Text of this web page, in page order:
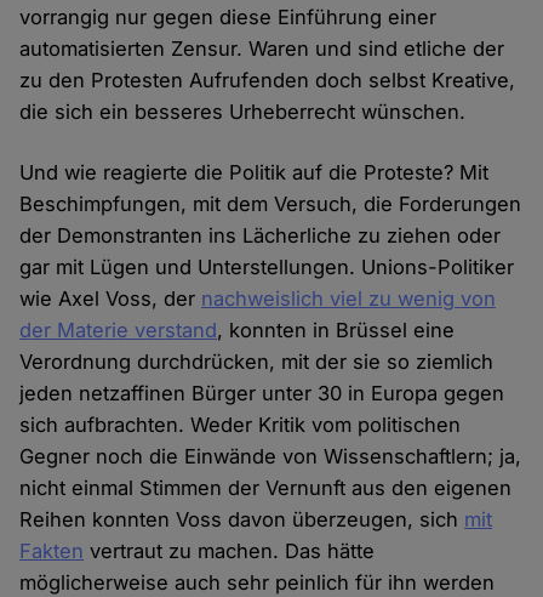
vorrangig nur gegen diese Einführung einer
automatisierten Zensur. Waren und sind etliche der
zu den Protesten Aufrufenden doch selbst Kreative,
die sich ein besseres Urheberrecht wünschen.
Und wie reagierte die Politik auf die Proteste? Mit
Beschimpfungen, mit dem Versuch, die Forderungen
der Demonstranten ins Lächerliche zu ziehen oder
gar mit Lügen und Unterstellungen. Unions-Politiker
wie Axel Voss, der nachweislich viel zu wenig von
der Materie verstand, konnten in Brüssel eine
Verordnung durchdrücken, mit der sie so ziemlich
jeden netzaffinen Bürger unter 30 in Europa gegen
sich aufbrachten. Weder Kritik vom politischen
Gegner noch die Einwände von Wissenschaftlern; ja,
nicht einmal Stimmen der Vernunft aus den eigenen
Reihen konnten Voss davon überzeugen, sich mit
Fakten vertraut zu machen. Das hätte
möglicherweise auch sehr peinlich für ihn werden